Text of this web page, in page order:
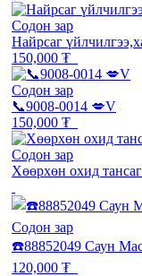
Содон зар
Найрсаг
150,000 ₮
Содон зар
📞9008-0014 💋V
150,000 ₮
Содон зар
Хөөрхөн охид
Содон зар
☎️88852049 Саун
120,000 ₮